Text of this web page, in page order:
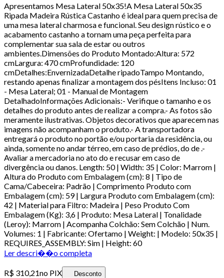
Apresentamos Mesa Lateral 50x35!A Mesa Lateral 50x35
Ripada Madeira Rústica Castanho é ideal para quem precisa de
uma mesa lateral charmosa e funcional. Seu design rústico e o
acabamento castanho a tornam uma peça perfeita para
complementar sua sala de estar ou outros
ambientes.Dimensões do Produto Montado:Altura: 572
cmLargura: 470 cmProfundidade: 120
cmDetalhes:EnvernizadaDetalhe ripadoTampo Montando,
restando apenas finalizar a montagem dos pésItens Incluso: 01
- Mesa Lateral; 01 - Manual de Montagem
DetalhadoInformações Adicionais:- Verifique o tamanho e os
detalhes do produto antes de realizar a compra.- As fotos são
meramente ilustrativas. Objetos decorativos que aparecem nas
imagens não acompanham o produto.- A transportadora
entregará o produto no portão e/ou portaria da residência, ou
ainda, somente no andar térreo, em caso de prédios, do de .-
Avaliar a mercadoria no ato do e recusar em caso de
divergência ou danos. Length: 50 | Width: 35 | Color: Marrom |
Altura do Produto com Embalagem (cm): 8 | Tipo de
Cama/Cabeceira: Padrão | Comprimento Produto com
Embalagem (cm): 59 | Largura Produto com Embalagem (cm):
42 | Material para Filtro: Madeira | Peso Produto Com
Embalagem (Kg): 3,6 | Produto: Mesa Lateral | Tonalidade
(Leroy): Marrom | Acompanha Colchão: Sem Colchão | Num.
Volumes: 1 | Fabricante: Ofertamo | Weight: | Modelo: 50x35 |
REQUIRES_ASSEMBLY: Sim | Height: 60
Ler descri��o completa
R$ 310,21no PIX Desconto